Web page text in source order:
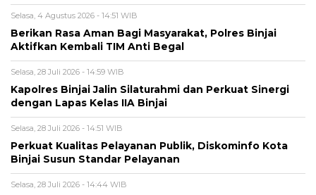
Selasa, 4 Agustus 2026 - 14:51 WIB
Berikan Rasa Aman Bagi Masyarakat, Polres Binjai
Aktifkan Kembali TIM Anti Begal
Selasa, 28 Juli 2026 - 14:59 WIB
Kapolres Binjai Jalin Silaturahmi dan Perkuat Sinergi
dengan Lapas Kelas IIA Binjai
Selasa, 28 Juli 2026 - 14:51 WIB
Perkuat Kualitas Pelayanan Publik, Diskominfo Kota
Binjai Susun Standar Pelayanan
Selasa, 28 Juli 2026 - 14:44 WIB